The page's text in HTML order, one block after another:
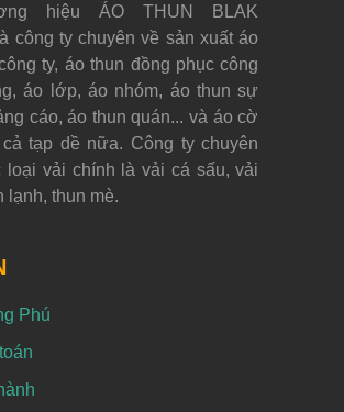
hiệu ÁO THUN BLAK
công ty chuyên về sản xuất áo
ty, áo thun đồng phục công
áo lớp, áo nhóm, áo thun sự
cáo, áo thun quán... và áo cờ
tạp dề nữa. Công ty chuyên
loại vải chính là vải cá sấu, vải
lạnh, thun mè.
Phú